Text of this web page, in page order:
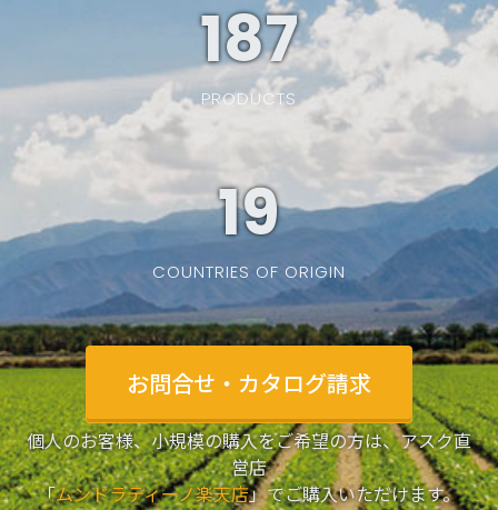
187
PRODUCTS
19
COUNTRIES OF ORIGIN
お問合せ・カタログ請求
個人のお客様、小規模の購入をご希望の方は、アスク直
営店
「ムンドラティーノ楽天店」でご購入いただけます。